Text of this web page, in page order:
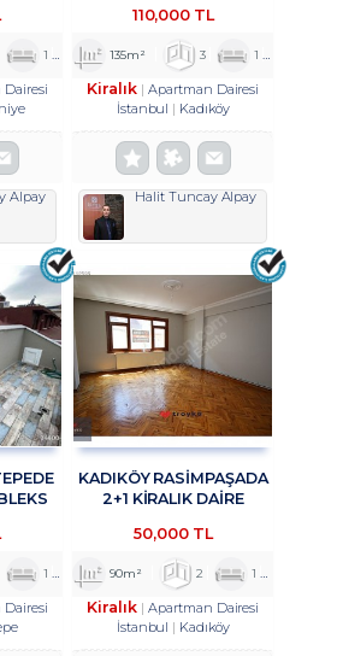
1 2
Alpay
TROYKADAN
110,000 TL
135m² 3 1
Kiralık
Apartman Dairesi
İstanbul
Kadıköy
Halit Tuncay Alpay
1 2
KADIKÖY RASİMPAŞADA
2+1 KİRALIK DAİRE
50,000 TL
90m² 2 1
Kiralık
Apartman Dairesi
İstanbul
Kadıköy